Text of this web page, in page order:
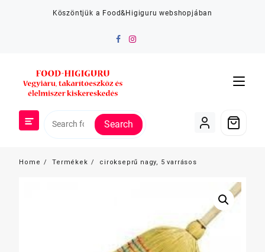
Köszöntjük a Food&Higiguru webshopjában
Search
Home Termékek cirokseprű nagy, 5 varrásos